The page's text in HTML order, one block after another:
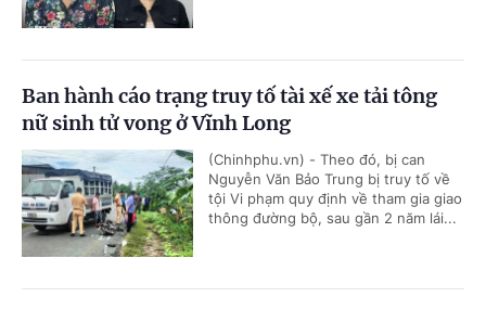
Ban hành cáo trạng truy tố tài xế xe tải tông
nữ sinh tử vong ở Vĩnh Long
(Chinhphu.vn) - Theo đó, bị can
Nguyễn Văn Bảo Trung bị truy tố về
tội Vi phạm quy định về tham gia giao
thông đường bộ, sau gần 2 năm lái...